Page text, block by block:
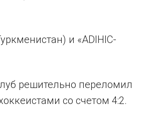
и «ADIHIC-
решительно переломил
со счетом 4:2.